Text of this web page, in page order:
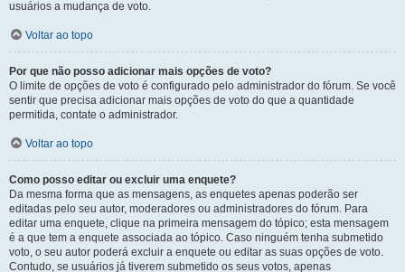
usuários a mudança de voto.
Voltar ao topo
Por que não posso adicionar mais opções de voto?
O limite de opções de voto é configurado pelo administrador do fórum. Se você
sentir que precisa adicionar mais opções de voto do que a quantidade
permitida, contate o administrador.
Voltar ao topo
Como posso editar ou excluir uma enquete?
Da mesma forma que as mensagens, as enquetes apenas poderão ser
editadas pelo seu autor, moderadores ou administradores do fórum. Para
editar uma enquete, clique na primeira mensagem do tópico; esta mensagem
é a que tem a enquete associada ao tópico. Caso ninguém tenha submetido
voto, o seu autor poderá excluir a enquete ou editar as suas opções de voto.
Contudo, se usuários já tiverem submetido os seus votos, apenas